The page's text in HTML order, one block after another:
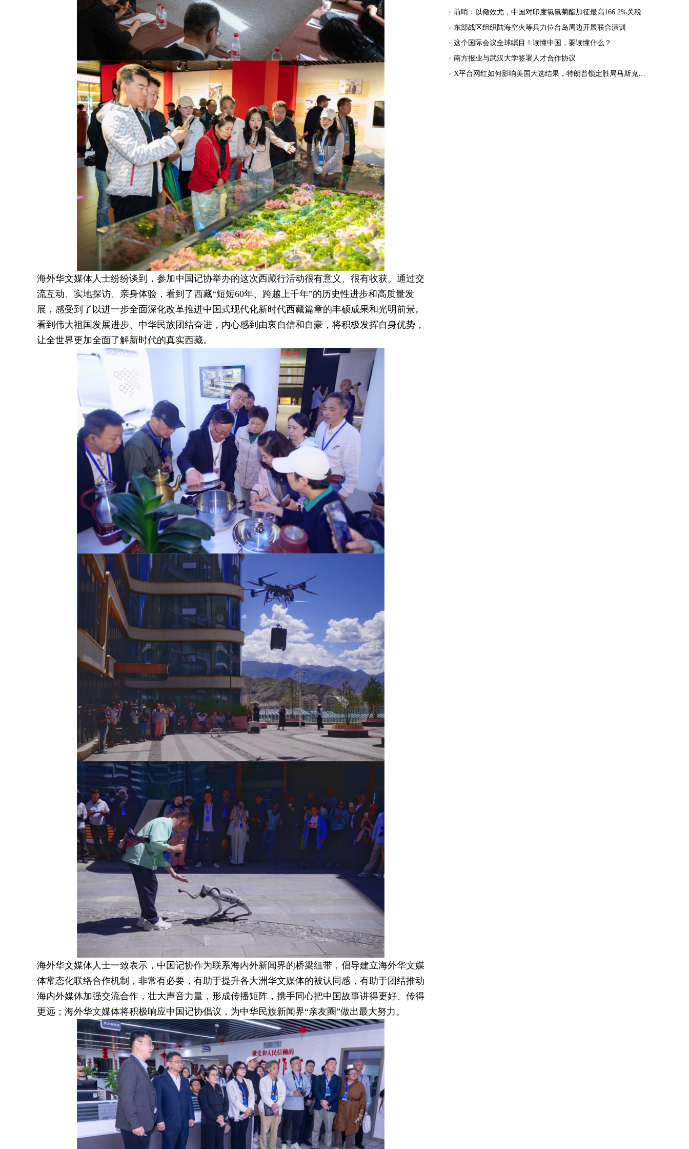
海外华文媒体人士纷纷谈到，参加中国记协举办的这次西藏行活动很有意义、很有收获。通过交
流互动、实地探访、亲身体验，看到了西藏“短短60年、跨越上千年”的历史性进步和高质量发
展，感受到了以进一步全面深化改革推进中国式现代化新时代西藏篇章的丰硕成果和光明前景。
看到伟大祖国发展进步、中华民族团结奋进，内心感到由衷自信和自豪，将积极发挥自身优势，
让全世界更加全面了解新时代的真实西藏。
海外华文媒体人士一致表示，中国记协作为联系海内外新闻界的桥梁纽带，倡导建立海外华文媒
体常态化联络合作机制，非常有必要，有助于提升各大洲华文媒体的被认同感，有助于团结推动
海内外媒体加强交流合作，壮大声音力量，形成传播矩阵，携手同心把中国故事讲得更好、传得
更远；海外华文媒体将积极响应中国记协倡议，为中华民族新闻界“亲友圈”做出最大努力。
前哨：以儆效尤，中国对印度氯氰菊酯加征最高166.2%关税
东部战区组织陆海空火等兵力位台岛周边开展联合演训
这个国际会议全球瞩目！读懂中国，要读懂什么？
南方报业与武汉大学签署人才合作协议
X平台网红如何影响美国大选结果，特朗普锁定胜局马斯克功不可没